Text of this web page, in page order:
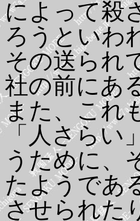
によって殺
ろうといわ
その送られ
社の前にあ
また、これ
「人さらい
うために、
たようであ
させられた